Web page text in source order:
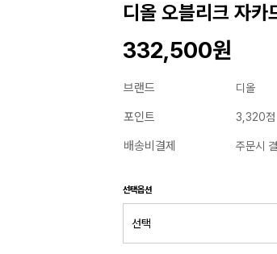
디올 오블리크 자카
332,500원
브랜드 디올
포인트 3,320점
배송비결제 주문시
선택옵션